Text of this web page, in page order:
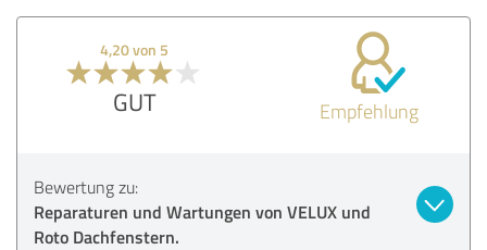
4,20 von 5
GUT Empfehlung
Bewertung zu:
Reparaturen und Wartungen von VELUX und
Roto Dachfenstern.